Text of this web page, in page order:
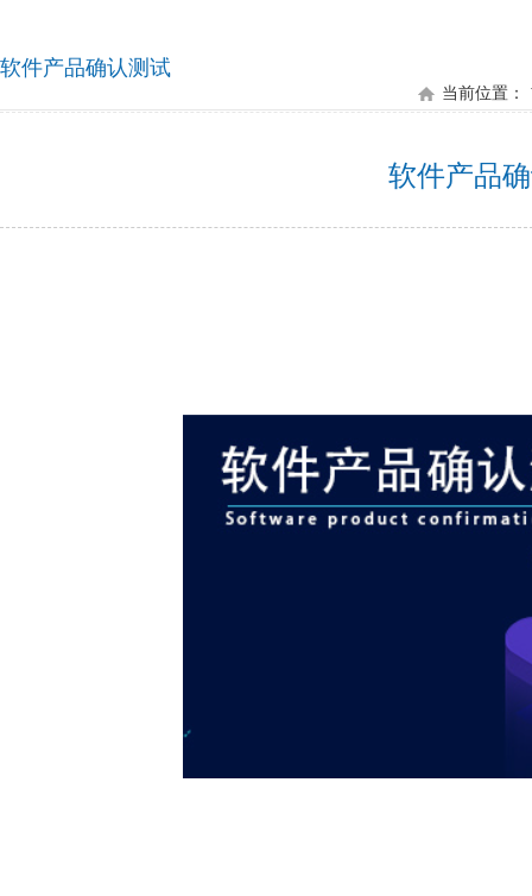
当前位置：
软件产品确认测试
软件产品